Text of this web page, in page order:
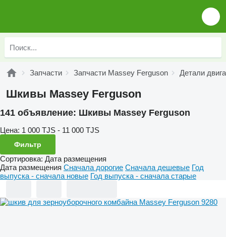
Запчасти Запчасти Massey Ferguson Детали
Шкивы Massey Ferguson
141 объявление: Шкивы Massey Ferguson
Цена: 1 000 TJS - 11 000 TJS
Фильтр
Сортировка: Дата размещения
Дата размещения Сначала дорогие Сначала дешевые Год
выпуска - сначала новые Год выпуска - сначала старые